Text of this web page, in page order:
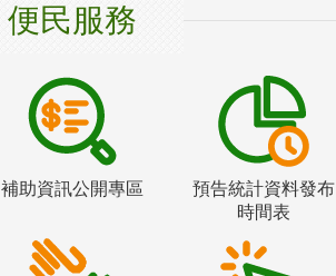
便民服務
補助資訊公開專區
預告統計資料發布
時間表